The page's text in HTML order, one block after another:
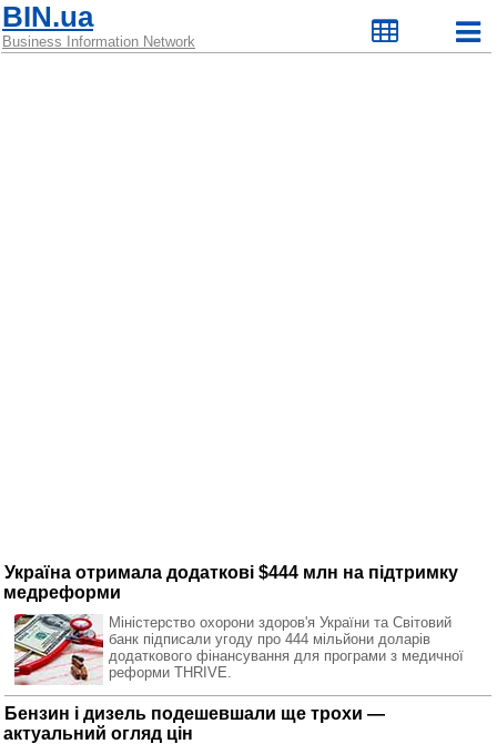
BIN.ua
Business Information Network
Україна отримала додаткові $444 млн на підтримку
медреформи
Міністерство охорони здоров'я України та Світовий
банк підписали угоду про 444 мільйони доларів
додаткового фінансування для програми з медичної
реформи THRIVE.
Бензин і дизель подешевшали ще трохи —
актуальний огляд цін